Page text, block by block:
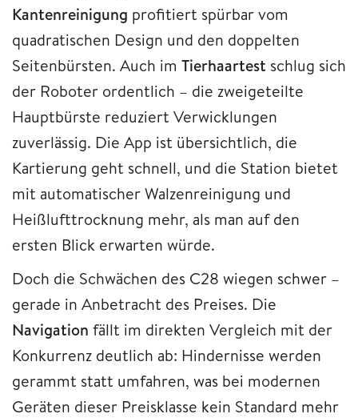
Kantenreinigung profitiert spürbar vom
quadratischen Design und den doppelten
Seitenbürsten. Auch im Tierhaartest schlug sich
der Roboter ordentlich – die zweigeteilte
Hauptbürste reduziert Verwicklungen
zuverlässig. Die App ist übersichtlich, die
Kartierung geht schnell, und die Station bietet
mit automatischer Walzenreinigung und
Heißlufttrocknung mehr, als man auf den
ersten Blick erwarten würde.
Doch die Schwächen des C28 wiegen schwer –
gerade in Anbetracht des Preises. Die
Navigation fällt im direkten Vergleich mit der
Konkurrenz deutlich ab: Hindernisse werden
gerammt statt umfahren, was bei modernen
Geräten dieser Preisklasse kein Standard mehr